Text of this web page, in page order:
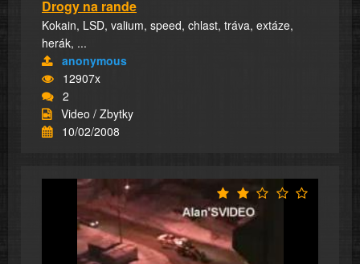
Drogy na rande
Kokain, LSD, valium, speed, chlast, tráva, extáze,
herák, ...
anonymous
12907x
2
Video / Zbytky
10/02/2008